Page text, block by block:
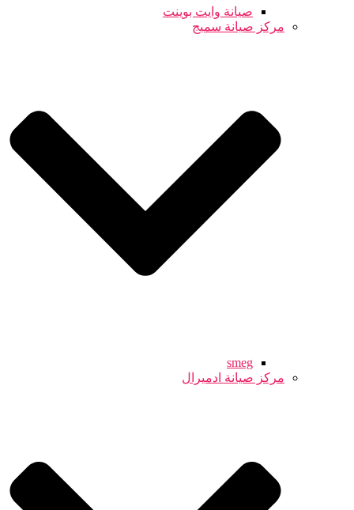
صيانة وايت بوينت
مركز صيانة سميج
smeg
مركز صيانة ادميرال